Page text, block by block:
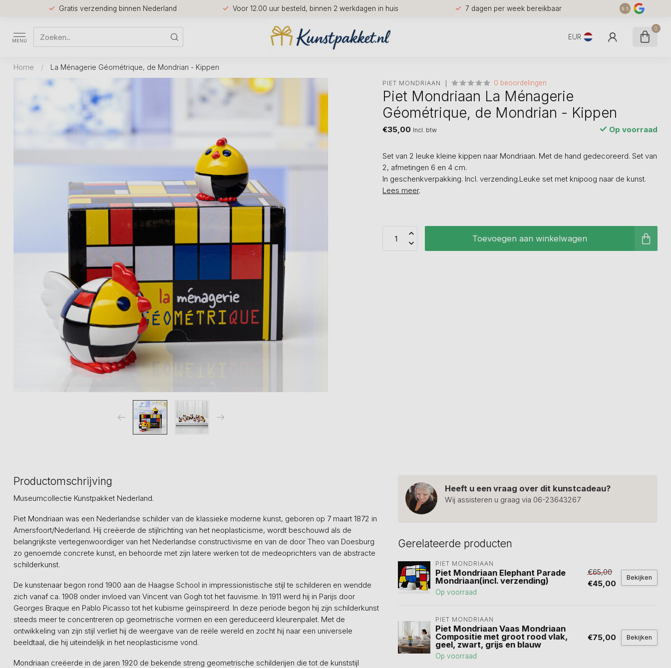
Gratis verzending binnen Nederland Voor 12.00 uur besteld, binnen 2 werkdagen in huis 7 dagen per week bereikbaar 9.5
MENU EUR
0
Home / La Ménagerie Géométrique, de Mondrian - Kippen
PIET MONDRIAAN 0 beoordelingen
Piet Mondriaan La Ménagerie
Géométrique, de Mondrian - Kippen
€35,00 Incl. btw Op voorraad
Set van 2 leuke kleine kippen naar Mondriaan. Met de hand gedecoreerd. Set van
2, afmetingen 6 en 4 cm.
In geschenkverpakking. Incl. verzending.Leuke set met knipoog naar de kunst.
Lees meer.
Toevoegen aan winkelwagen
Productomschrijving
Museumcollectie Kunstpakket Nederland.
Piet Mondriaan was een Nederlandse schilder van de klassieke moderne kunst, geboren op 7 maart 1872 in
Amersfoort/Nederland. Hij creëerde de stijlrichting van het neoplasticisme, wordt beschouwd als de
belangrijkste vertegenwoordiger van het Nederlandse constructivisme en van de door Theo van Doesburg
zo genoemde concrete kunst, en behoorde met zijn latere werken tot de medeoprichters van de abstracte
schilderkunst.
De kunstenaar begon rond 1900 aan de Haagse School in impressionistische stijl te schilderen en wendde
zich vanaf ca. 1908 onder invloed van Vincent van Gogh tot het fauvisme. In 1911 werd hij in Parijs door
Georges Braque en Pablo Picasso tot het kubisme geïnspireerd. In deze periode begon hij zijn schilderkunst
steeds meer te concentreren op geometrische vormen en een gereduceerd kleurenpalet. Met de
ontwikkeling van zijn stijl verliet hij de weergave van de reële wereld en zocht hij naar een universele
beeldtaal, die hij uiteindelijk in het neoplasticisme vond.
Mondriaan creëerde in de jaren 1920 de bekende streng geometrische schilderijen die tot de kunststijl
Heeft u een vraag over dit kunstcadeau?
Wij assisteren u graag via 06-23643267
Gerelateerde producten
PIET MONDRIAAN
Piet Mondriaan Elephant Parade
Mondriaan(incl. verzending)
Op voorraad
€65,00
€45,00
Bekijken
PIET MONDRIAAN
Piet Mondriaan Vaas Mondriaan
Compositie met groot rood vlak,
geel, zwart, grijs en blauw
Op voorraad
€75,00 Bekijken